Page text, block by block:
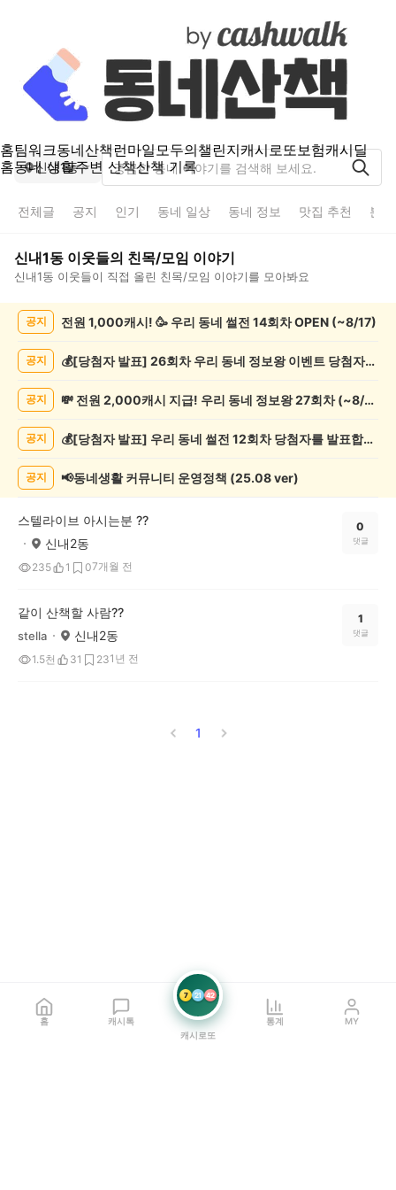
홈팀워크동네산책런마일모두의챌린지캐시로또보험캐시딜
홈동네 생활주변 산책산책 기록
신내1동
전체글 공지 인기 동네 일상 동네 정보 맛집 추천 분
신내1동 이웃들의 친목/모임 이야기
신내1동 이웃들이 직접 올린 친목/모임 이야기를 모아봐요
목/
목
공지 전원 1,000캐시! 🥳 우리 동네 썰전 14회차 OPEN (~8/17)
공지 💰[당첨자 발표] 26회차 우리 동네 정보왕 이벤트 당첨자를 발표합니다!
공지 💸 전원 2,000캐시 지급! 우리 동네 정보왕 27회차 (~8/10)
공지 💰[당첨자 발표] 우리 동네 썰전 12회차 당첨자를 발표합니다!
공지 📢동네생활 커뮤니티 운영정책 (25.08 ver)
스텔라이브 아시는분 ??
신내2동
235 1 07개월 전
0
댓글
같이 산책할 사람??
stella 신내2동
1.5천 31 231년 전
1
댓글
1
홈 캐시톡
7 21 42
캐시로또
통계 MY